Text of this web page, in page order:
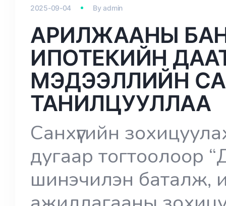
2025-09-04 Byadmin
АРИЛЖААНЫ
ИПОТЕКИЙН
МЭДЭЭЛЛИЙН
ТАНИЛЦУУЛЛАА
Санхүүгийн
дугаар тогтоолоор
шинэчилэн баталж,